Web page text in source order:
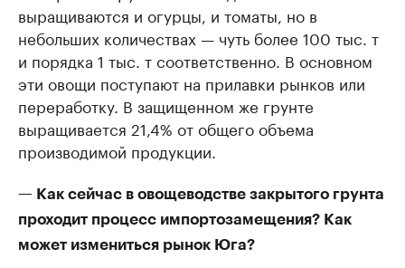
выращиваются и огурцы, и томаты, но в
небольших количествах — чуть более 100 тыс. т
и порядка 1 тыс. т соответственно. В основном
эти овощи поступают на прилавки рынков или
переработку. В защищенном же грунте
выращивается 21,4% от общего объема
производимой продукции.
— Как сейчас в овощеводстве закрытого грунта
проходит процесс импортозамещения? Как
может измениться рынок Юга?